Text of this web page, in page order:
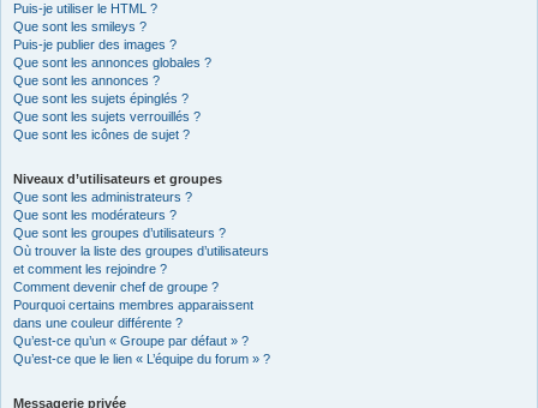
Puis-je utiliser le HTML ?
Que sont les smileys ?
Puis-je publier des images ?
Que sont les annonces globales ?
Que sont les annonces ?
Que sont les sujets épinglés ?
Que sont les sujets verrouillés ?
Que sont les icônes de sujet ?
Niveaux d’utilisateurs et groupes
Que sont les administrateurs ?
Que sont les modérateurs ?
Que sont les groupes d’utilisateurs ?
Où trouver la liste des groupes d’utilisateurs
et comment les rejoindre ?
Comment devenir chef de groupe ?
Pourquoi certains membres apparaissent
dans une couleur différente ?
Qu’est-ce qu’un « Groupe par défaut » ?
Qu’est-ce que le lien « L’équipe du forum » ?
Messagerie privée